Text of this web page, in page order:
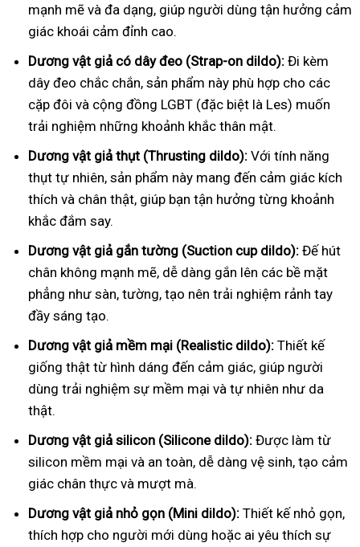
mạnh mẽ và đa dạng, giúp người dùng tận hưởng cảm
giác khoái cảm đỉnh cao.
Dương vật giả có dây đeo (Strap-on dildo): Đi kèm
dây đeo chắc chắn, sản phẩm này phù hợp cho các
cặp đôi và cộng đồng LGBT (đặc biệt là Les) muốn
trải nghiệm những khoảnh khắc thân mật.
Dương vật giả thụt (Thrusting dildo): Với tính năng
thụt tự nhiên, sản phẩm này mang đến cảm giác kích
thích và chân thật, giúp bạn tận hưởng từng khoảnh
khắc đắm say.
Dương vật giả gắn tường (Suction cup dildo): Đế hút
chân không mạnh mẽ, dễ dàng gắn lên các bề mặt
phẳng như sàn, tường, tạo nên trải nghiệm rảnh tay
đầy sáng tạo.
Dương vật giả mềm mại (Realistic dildo): Thiết kế
giống thật từ hình dáng đến cảm giác, giúp người
dùng trải nghiệm sự mềm mại và tự nhiên như da
thật.
Dương vật giả silicon (Silicone dildo): Được làm từ
silicon mềm mại và an toàn, dễ dàng vệ sinh, tạo cảm
giác chân thực và mượt mà.
Dương vật giả nhỏ gọn (Mini dildo): Thiết kế nhỏ gọn,
thích hợp cho người mới dùng hoặc ai yêu thích sự